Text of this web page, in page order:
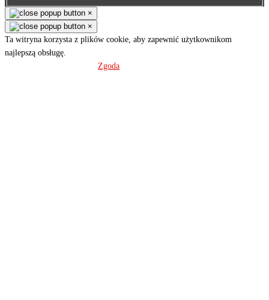
×
×
Ta witryna korzysta z plików cookie, aby zapewnić użytkownikom
najlepszą obsługę.
Zgoda